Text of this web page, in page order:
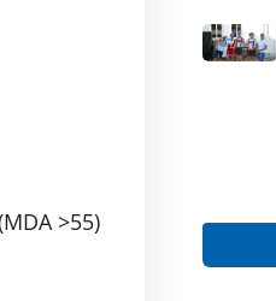
>55)